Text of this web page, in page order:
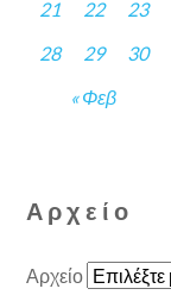
« Φεβ
21
22 23
28
29 30
Αρχείο
Αρχείο